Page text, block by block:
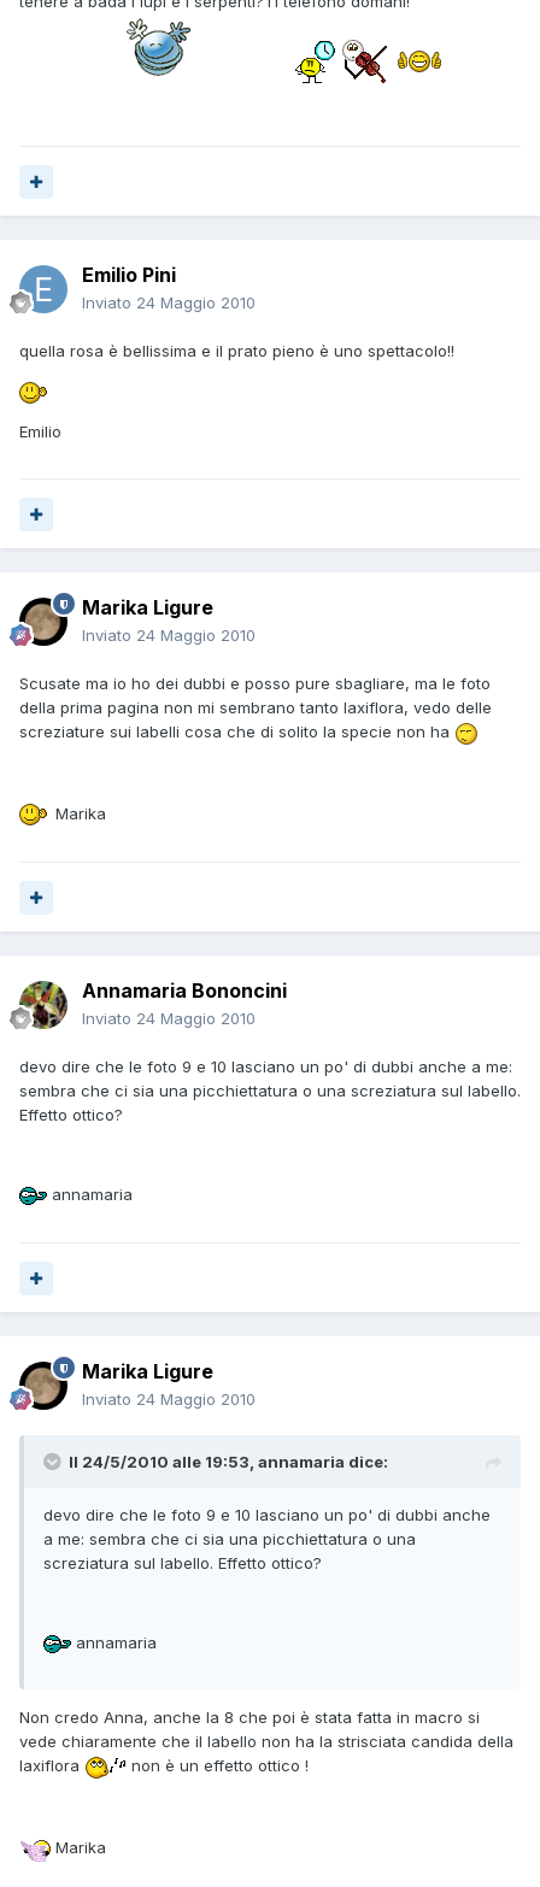
Emilio Pini
Inviato 24 Maggio 2010
quella rosa è bellissima e il prato pieno è uno spettacolo!!
Emilio
Marika Ligure
Inviato 24 Maggio 2010
Scusate ma io ho dei dubbi e posso pure sbagliare, ma le foto
della prima pagina non mi sembrano tanto laxiflora, vedo delle
screziature sui labelli cosa che di solito la specie non ha
Marika
Annamaria Bononcini
Inviato 24 Maggio 2010
devo dire che le foto 9 e 10 lasciano un po' di dubbi anche a me:
sembra che ci sia una picchiettatura o una screziatura sul labello.
Effetto ottico?
annamaria
Marika Ligure
Inviato 24 Maggio 2010
Il 24/5/2010 alle 19:53, annamaria dice:
devo dire che le foto 9 e 10 lasciano un po' di dubbi anche
a me: sembra che ci sia una picchiettatura o una
screziatura sul labello. Effetto ottico?
annamaria
Non credo Anna, anche la 8 che poi è stata fatta in macro si
vede chiaramente che il labello non ha la strisciata candida della
laxiflora
non è un effetto ottico !
Marika